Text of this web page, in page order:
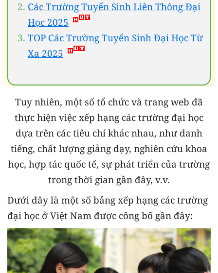
Các Trường Tuyển Sinh Liên Thông Đại
Học 2025
TOP Các Trường Tuyển Sinh Đại Học Từ
Xa 2025
Tuy nhiên, một số tổ chức và trang web đã
thực hiện việc xếp hạng các trường đại học
dựa trên các tiêu chí khác nhau, như danh
tiếng, chất lượng giảng dạy, nghiên cứu khoa
học, hợp tác quốc tế, sự phát triển của trường
trong thời gian gần đây, v.v.
Dưới đây là một số bảng xếp hạng các trường
đại học ở Việt Nam được công bố gần đây: